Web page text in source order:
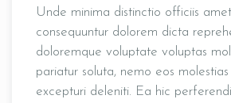
Unde minima distinctio officiis
consequuntur dolorem dicta
doloremque voluptate voluptas
pariatur soluta, nemo eos
excepturi deleniti. Ea hic